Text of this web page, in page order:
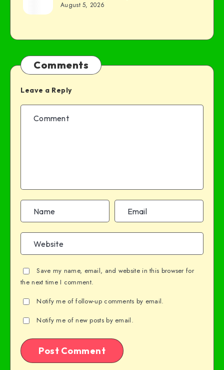
August 5, 2026
Comments
Leave a Reply
Save my name, email, and website in this browser for
the next time I comment.
Notify me of follow-up comments by email.
Notify me of new posts by email.